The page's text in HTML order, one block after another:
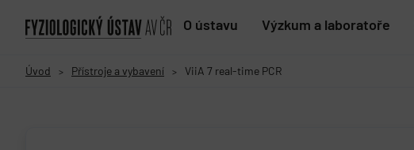
O ústavu Výzkum a laboratoře
Úvod > Přístroje a vybavení > ViiA 7 real-time PCR